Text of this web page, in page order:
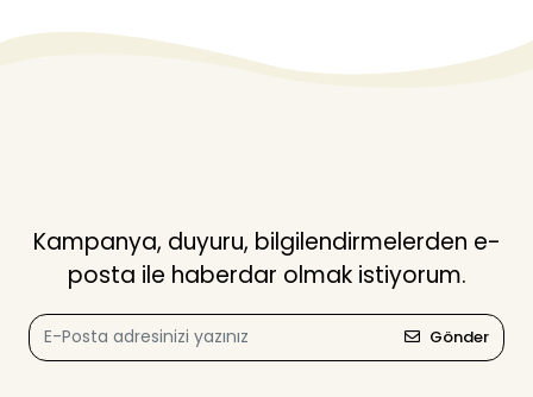
Kampanya, duyuru, bilgilendirmelerden e-
posta ile haberdar olmak istiyorum.
Gönder